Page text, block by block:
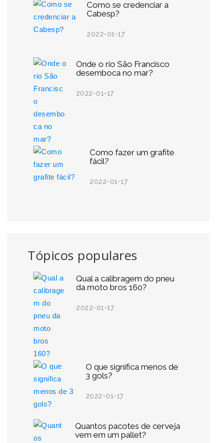
Como se credenciar a
Cabesp?
2022-01-17
Onde o rio São Francisco
desemboca no mar?
2022-01-17
Como fazer um grafite
fácil?
2022-01-17
Tópicos populares
Qual a calibragem do pneu
da moto bros 160?
2022-01-17
O que significa menos de
3 gols?
2022-01-17
Quantos pacotes de cerveja
vem em um pallet?